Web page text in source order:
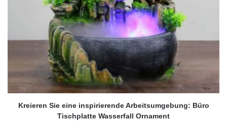
Kreieren Sie eine inspirierende Arbeitsumgebung: Büro
Tischplatte Wasserfall Ornament